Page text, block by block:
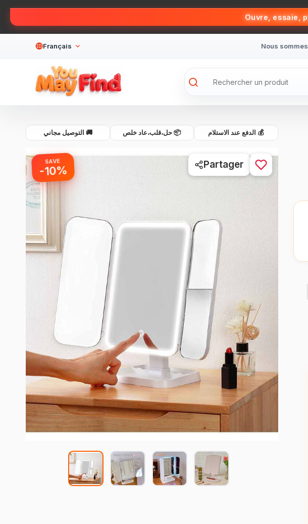
Français Nous sommes
🚚 التوصيل مجاني 📦 حل،قلب،عاد خلص 💰 الدفع عند الاستلام
SAVE
-10% Partager